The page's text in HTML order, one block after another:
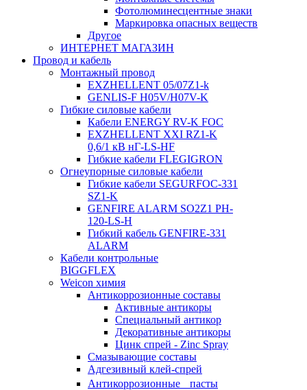
Фотолюминесцентные знаки
Маркировка опасных веществ
Другое
ИНТЕРНЕТ МАГАЗИН
Провод и кабель
Монтажный провод
EXZHELLENT 05/07Z1-k
GENLIS-F Н05V/H07V-K
Гибкие силовые кабели
Кабели ENERGY RV-K FOC
EXZHELLENT XXI RZ1-K
0,6/1 кВ нГ-LS-HF
Гибкие кабели FLEGIGRON
Огнеупорные силовые кабели
Гибкие кабели SEGURFOC-331
SZ1-K
GENFIRE ALARM SO2Z1 PH-
120-LS-H
Гибкий кабель GENFIRE-331
ALARM
Кабели контрольные
BIGGFLEX
Weicon химия
Антикоррозионные составы
Активные антикоры
Специальный антикор
Декоративные антикоры
Цинк спрей - Zinc Spray
Смазывающие составы
Адгезивный клей-спрей
Антикоррозионные пасты